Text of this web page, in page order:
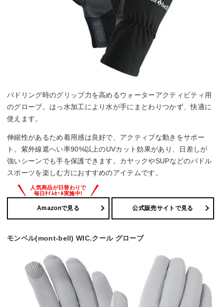
パドリング時のグリップ力を高めるウォーターアクティビティ用
のグローブ。はっ水加工により水が手にまとわりつかず、快適に
使えます。
伸縮性があるため着用感は良好で、アクティブな動きをサポー
ト。紫外線遮へい率90%以上のUVカット効果があり、日差しが
強いシーンでも手を保護できます。カヤックやSUPなどのパドル
スポーツを楽しむ方におすすめのアイテムです。
Amazonで見る 公式販売サイトで見る
モンベル(mont-bell) WIC.クール グローブ